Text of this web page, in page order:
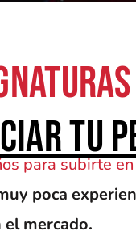
tu
para subirte
poca
mercado.